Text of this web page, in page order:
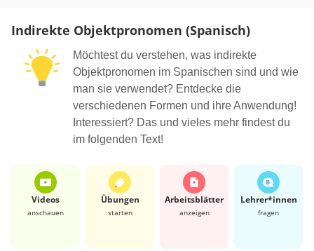
Indirekte Objektpronomen (Spanisch)
Möchtest du verstehen, was indirekte
Objektpronomen im Spanischen sind und wie
man sie verwendet? Entdecke die
verschiedenen Formen und ihre Anwendung!
Interessiert? Das und vieles mehr findest du
im folgenden Text!
Videos
anschauen
Übungen
starten
Arbeits­blätter
anzeigen
Lehrer*​innen
fragen